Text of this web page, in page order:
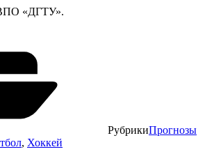
«ДГТУ».
РубрикиПрогнозы
, Хоккей